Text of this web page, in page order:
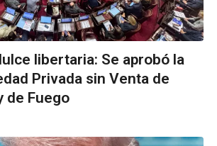
libertaria: Se aprobó la
Privada sin Venta de
de Fuego